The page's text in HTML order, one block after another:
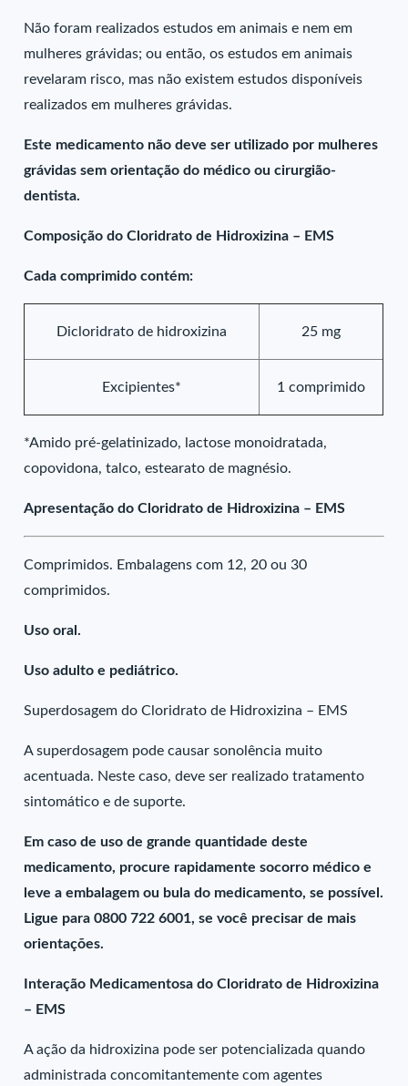
Não foram realizados estudos em animais e nem em
mulheres grávidas; ou então, os estudos em animais
revelaram risco, mas não existem estudos disponíveis
realizados em mulheres grávidas.
Este medicamento não deve ser utilizado por mulheres
grávidas sem orientação do médico ou cirurgião-
dentista.
Composição do Cloridrato de Hidroxizina – EMS
Cada comprimido contém:
Dicloridrato de hidroxizina 25 mg
Excipientes* 1 comprimido
*Amido pré-gelatinizado, lactose monoidratada,
copovidona, talco, estearato de magnésio.
Apresentação do Cloridrato de Hidroxizina – EMS
Comprimidos. Embalagens com 12, 20 ou 30
comprimidos.
Uso oral.
Uso adulto e pediátrico.
Superdosagem do Cloridrato de Hidroxizina – EMS
A superdosagem pode causar sonolência muito
acentuada. Neste caso, deve ser realizado tratamento
sintomático e de suporte.
Em caso de uso de grande quantidade deste
medicamento, procure rapidamente socorro médico e
leve a embalagem ou bula do medicamento, se possível.
Ligue para 0800 722 6001, se você precisar de mais
orientações.
Interação Medicamentosa do Cloridrato de Hidroxizina
– EMS
A ação da hidroxizina pode ser potencializada quando
administrada concomitantemente com agentes